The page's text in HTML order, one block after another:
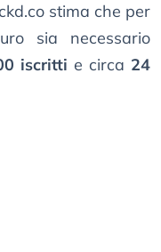
stima che per
sia necessario
iscritti e circa 24